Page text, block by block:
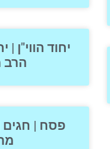
יחוד הווי"ן |
הרב
פסח | חגים |